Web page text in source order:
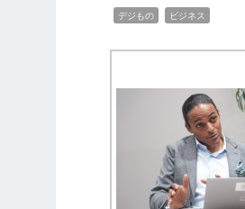
デジもの ビジネス